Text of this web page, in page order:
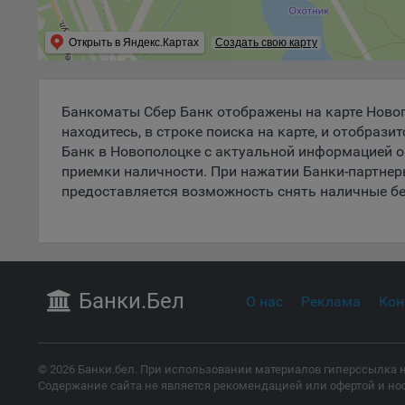
Открыть в Яндекс.Картах Создать свою карту
Банкоматы Сбер Банк отображены на карте
находитесь, в строке поиска на карте, и
Банк в Новополоцке с актуальной
приемки наличности. При нажатии Банки-
предоставляется возможность снять наличные
Банки.Бел О нас Реклама
© 2026 Банки.бел. При использовании материалов гиперссылка
Содержание сайта не является рекомендацией или офертой и